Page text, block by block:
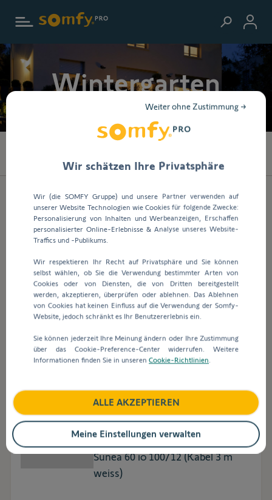
Wintergarten
Art.-Nr.
Sunea 60 io 120/12 (Kabel 3 m
schwarz)
Art.-Nr.1184110
Sunea 60 io 100/12 (Kabel 3 m
weiss)
Wir schätzen Ihre Privatsphäre
Wir (die SOMFY Gruppe) und unsere Partner verwenden auf
unserer Website Technologien wie Cookies für folgende Zwecke:
Personalisierung von Inhalten und Werbeanzeigen, Erschaffen
personalisierter Online-Erlebnisse & Analyse unseres Website-
Traffics und -Publikums.
Wir respektieren Ihr Recht auf Privatsphäre und Sie können
selbst wählen, ob Sie die Verwendung bestimmter Arten von
Cookies oder von Diensten, die von Dritten bereitgestellt
werden, akzeptieren, überprüfen oder ablehnen. Das Ablehnen
von Cookies hat keinen Einfluss auf die Verwendung der Somfy-
Website, jedoch schränkt es Ihr Benutzererlebnis ein.
Sie können jederzeit Ihre Meinung ändern oder Ihre Zustimmung
über das Cookie-Preference-Center widerrufen. Weitere
Informationen finden Sie in unseren Cookie-Richtlinien
Weiter ohne Zustimmung →
ALLE AKZEPTIEREN
Meine Einstellungen verwalten